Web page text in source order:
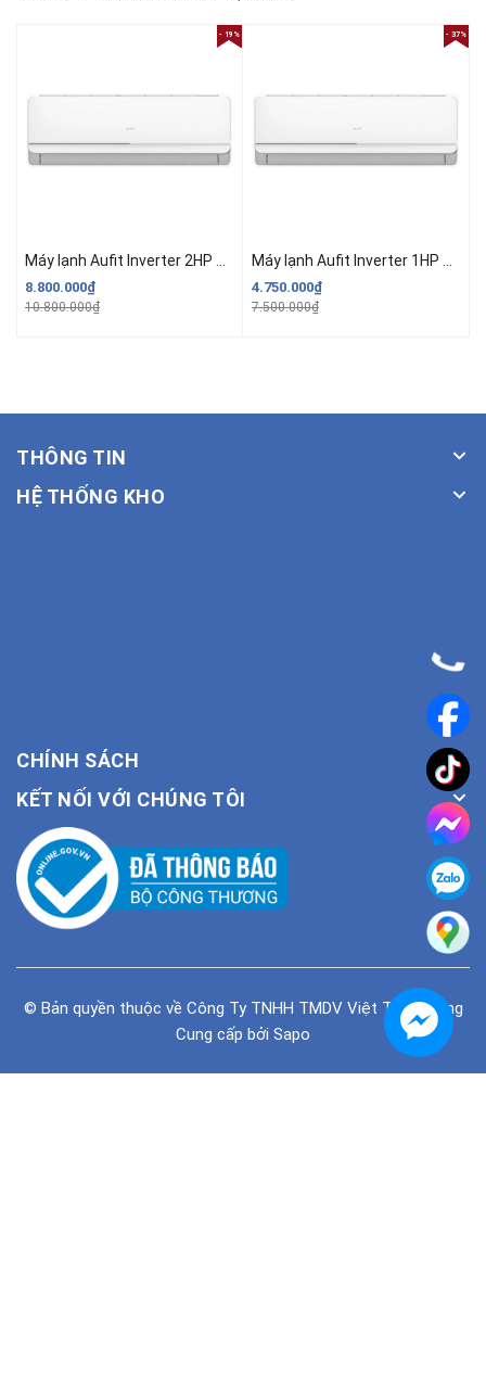
- 19%
Máy lạnh Aufit Inverter 2HP AFW18FHA4DI-5VN Model 2026
8.800.000₫
10.800.000₫
- 37%
Máy lạnh Aufit Inverter 1HP AFW09FHA4DI-3VN Model 2026
4.750.000₫
7.500.000₫
THÔNG TIN
HỆ THỐNG KHO
CHÍNH SÁCH
KẾT NỐI VỚI CHÚNG TÔI
© Bản quyền thuộc về Công Ty TNHH TMDV Việt Tiên Phong
Cung cấp bởi Sapo